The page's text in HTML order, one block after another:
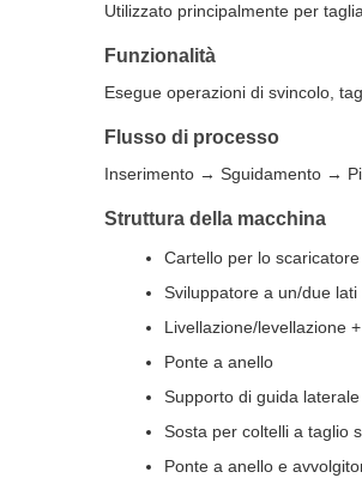
Utilizzato principalmente per
Funzionalità
Esegue operazioni di svincolo,
Flusso di processo
Inserimento → Sguidamento →
Struttura della macchina
Cartello per lo scaricatore
Sviluppatore a un/due
Livellazione/levellazione
Ponte a anello
Supporto di guida laterale
Sosta per coltelli a taglio
Ponte a anello e